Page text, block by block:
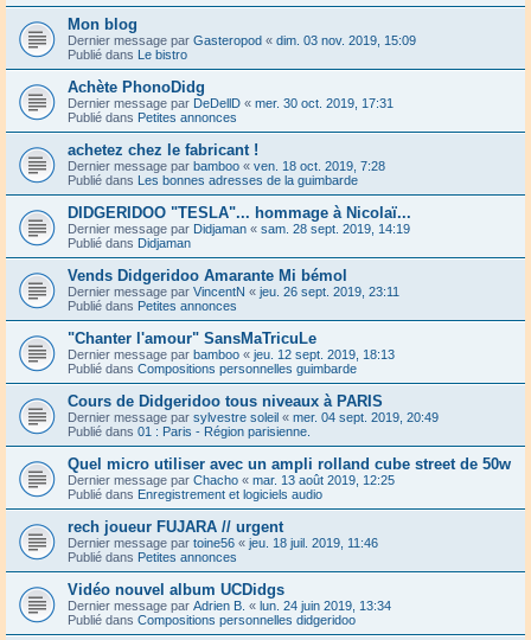
Mon blog
Dernier message par Gasteropod « dim. 03 nov. 2019, 15:09
Publié dans Le bistro
Achète PhonoDidg
Dernier message par DeDellD « mer. 30 oct. 2019, 17:31
Publié dans Petites annonces
achetez chez le fabricant !
Dernier message par bamboo « ven. 18 oct. 2019, 7:28
Publié dans Les bonnes adresses de la guimbarde
DIDGERIDOO "TESLA"... hommage à Nicolaï...
Dernier message par Didjaman « sam. 28 sept. 2019, 14:19
Publié dans Didjaman
Vends Didgeridoo Amarante Mi bémol
Dernier message par VincentN « jeu. 26 sept. 2019, 23:11
Publié dans Petites annonces
"Chanter l'amour" SansMaTricuLe
Dernier message par bamboo « jeu. 12 sept. 2019, 18:13
Publié dans Compositions personnelles guimbarde
Cours de Didgeridoo tous niveaux à PARIS
Dernier message par sylvestre soleil « mer. 04 sept. 2019, 20:49
Publié dans 01 : Paris - Région parisienne.
Quel micro utiliser avec un ampli rolland cube street de 50w
Dernier message par Chacho « mar. 13 août 2019, 12:25
Publié dans Enregistrement et logiciels audio
rech joueur FUJARA // urgent
Dernier message par toine56 « jeu. 18 juil. 2019, 11:46
Publié dans Petites annonces
Vidéo nouvel album UCDidgs
Dernier message par Adrien B. « lun. 24 juin 2019, 13:34
Publié dans Compositions personnelles didgeridoo